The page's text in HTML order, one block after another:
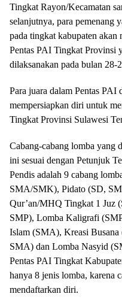
Tingkat Rayon/Kecamatan
selanjutnya, para pemenang
pada tingkat kabupaten akan
Pentas PAI Tingkat Provinsi
dilaksanakan pada bulan
Para juara dalam Pentas
mempersiapkan diri untuk
Tingkat Provinsi Sulawesi
Cabang-cabang lomba yang
ini sesuai dengan Petunjuk
Pendis adalah 9 cabang
SMA/SMK), Pidato (SD,
Qur’an/MHQ Tingkat 1 Juz
SMP), Lomba Kaligrafi
Islam (SMA), Kreasi
SMA) dan Lomba Nasyid
Pentas PAI Tingkat
hanya 8 jenis lomba, karena
mendaftarkan diri.